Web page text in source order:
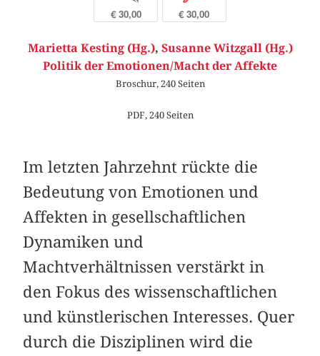
€ 30,00 € 30,00
Marietta Kesting (Hg.), Susanne Witzgall (Hg.)
Politik der Emotionen/Macht der Affekte
Broschur, 240 Seiten
PDF, 240 Seiten
Im letzten Jahrzehnt rückte die
Bedeutung von Emotionen und
Affekten in gesellschaftlichen
Dynamiken und
Machtverhältnissen verstärkt in
den Fokus des wissenschaftlichen
und künstlerischen Interesses. Quer
durch die Disziplinen wird die